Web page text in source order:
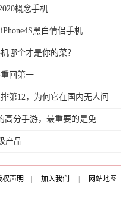
概念手机
黑白情侣手机
哪个才是你的菜？
回第一
第12，为何它在国内无人问
高分手游，最重要的是免
产品
权声明 加入我们
网站地图